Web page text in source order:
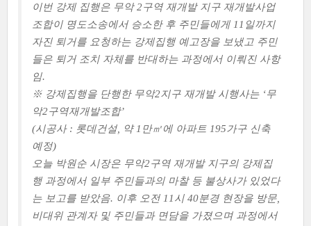
이번 강제 집행은 무악 2구역 재개발 지구 재개발사업
조합이 명도소송에서 승소한 후 주민들에게 11일까지
자진 퇴거를 요청하는 강제집행 예고장을 보냈고 주민
들은 퇴거 조치 자체를 반대하는 과정에서 이뤄진 사항
임.
※ 강제집행을 단행한 무악2지구 재개발 시행사는 ‘무
악2구역재개발조합’
(시공사 : 롯데건설, 약 1만㎡에 아파트 195가구 신축
예정)
오늘 박원순 시장은 무악2구역 재개발 지구의 강제집
행 과정에서 일부 주민들과의 마찰 등 불상사가 있었다
는 보고를 받았음. 이후 오전 11시 40분경 현장을 방문,
비대위 관계자 및 주민들과 면담을 가졌으며 과정에서